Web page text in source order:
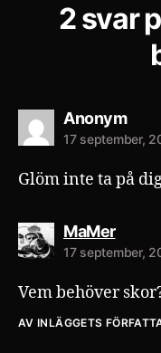
2 svar
Anonym
17 september,
Glöm inte ta på
MaMersäger:
17 september,
Vem behöver
AV INLÄGGETS